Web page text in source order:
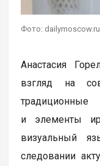
Фото: dailymoscow.ru
Анастасия
взгляд на
и элементы
визуальный
следовании